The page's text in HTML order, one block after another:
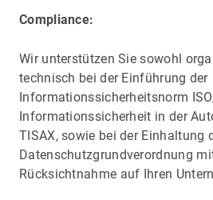
Compliance:
Wir unterstützen Sie sowohl
technisch bei der Einführung der
Informationssicherheitsnorm
Informationssicherheit in der
TISAX, sowie bei der Einhaltung
Datenschutzgrundverordnung
Rücksichtnahme auf Ihren